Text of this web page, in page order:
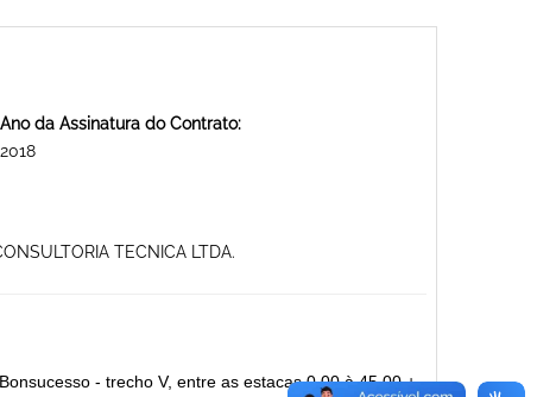
Ano da Assinatura do Contrato:
2018
TECNICA LTDA.
- trecho V, entre as estacas 0.00 à 45.00 +